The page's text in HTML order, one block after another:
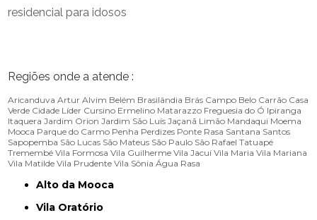
residencial para idosos
Regiões onde a atende :
Aricanduva Artur Alvim Belém Brasilândia Brás Campo Belo Carrão Casa
Verde Cidade Líder Cursino Ermelino Matarazzo Freguesia do Ó Ipiranga
Itaquera Jardim Orion Jardim São Luís Jaçanã Limão Mandaqui Moema
Mooca Parque do Carmo Penha Perdizes Ponte Rasa Santana Santos
Sapopemba São Lucas São Mateus São Paulo São Rafael Tatuapé
Tremembé Vila Formosa Vila Guilherme Vila Jacuí Vila Maria Vila Mariana
Vila Matilde Vila Prudente Vila Sônia Água Rasa
Alto da Mooca
Vila Oratório